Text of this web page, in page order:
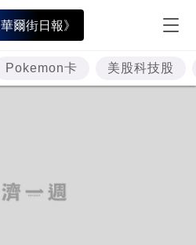
爾街日報》
Pokemon卡 美股科技股